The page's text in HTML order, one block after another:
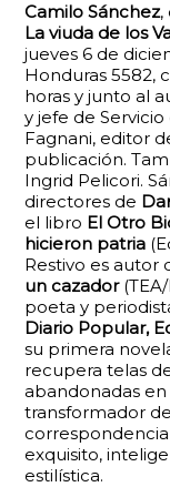
Camilo Sánchez,
La viuda de los
jueves 6 de
Honduras 5582,
horas y junto al
y jefe de
Fagnani, editor
publicación.
Ingrid Pelicori.
directores de
el libro El Otro
hicieron patria
Restivo es autor
un cazador
poeta y
Diario Popular,
su primera
recupera telas
abandonadas
transformador
exquisito,
estilística.